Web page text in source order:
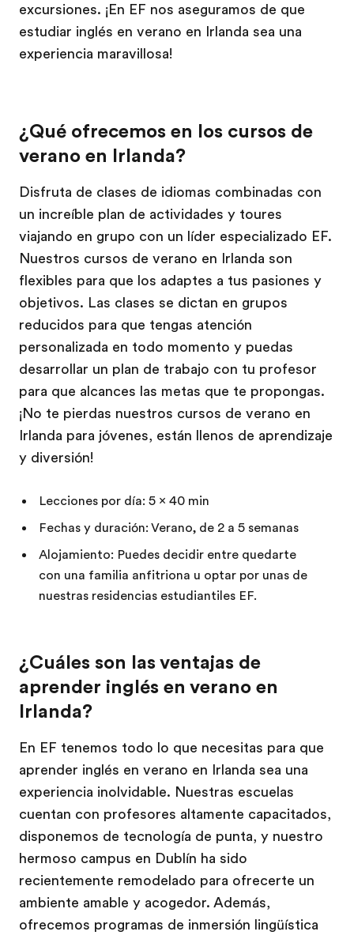
excursiones. ¡En EF nos aseguramos de que
estudiar inglés en verano en Irlanda sea una
experiencia maravillosa!
¿Qué ofrecemos en los cursos de
verano en Irlanda?
Disfruta de clases de idiomas combinadas con
un increíble plan de actividades y toures
viajando en grupo con un líder especializado EF.
Nuestros cursos de verano en Irlanda son
flexibles para que los adaptes a tus pasiones y
objetivos. Las clases se dictan en grupos
reducidos para que tengas atención
personalizada en todo momento y puedas
desarrollar un plan de trabajo con tu profesor
para que alcances las metas que te propongas.
¡No te pierdas nuestros cursos de verano en
Irlanda para jóvenes, están llenos de aprendizaje
y diversión!
Lecciones por día: 5 x 40 min
Fechas y duración: Verano, de 2 a 5 semanas
Alojamiento: Puedes decidir entre quedarte
con una familia anfitriona u optar por unas de
nuestras residencias estudiantiles EF.
¿Cuáles son las ventajas de
aprender inglés en verano en
Irlanda?
En EF tenemos todo lo que necesitas para que
aprender inglés en verano en Irlanda sea una
experiencia inolvidable. Nuestras escuelas
cuentan con profesores altamente capacitados,
disponemos de tecnología de punta, y nuestro
hermoso campus en Dublín ha sido
recientemente remodelado para ofrecerte un
ambiente amable y acogedor. Además,
ofrecemos programas de inmersión lingüística